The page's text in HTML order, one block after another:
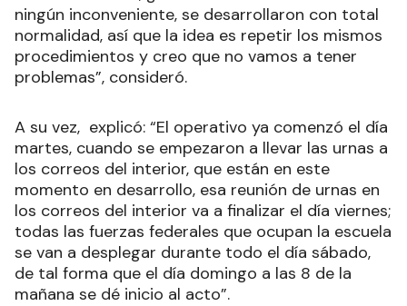
ningún inconveniente, se desarrollaron con total
normalidad, así que la idea es repetir los mismos
procedimientos y creo que no vamos a tener
problemas”, consideró.
A su vez, explicó: “El operativo ya comenzó el día
martes, cuando se empezaron a llevar las urnas a
los correos del interior, que están en este
momento en desarrollo, esa reunión de urnas en
los correos del interior va a finalizar el día viernes;
todas las fuerzas federales que ocupan la escuela
se van a desplegar durante todo el día sábado,
de tal forma que el día domingo a las 8 de la
mañana se dé inicio al acto”.